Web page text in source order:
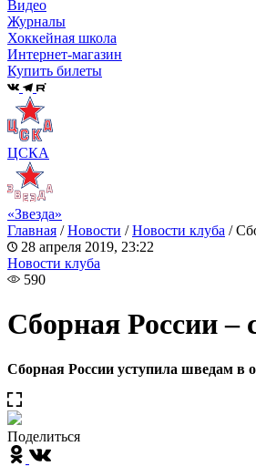
Видео
Журналы
Хоккейная школа
Интернет-магазин
Купить билеты
ЦСКА
«Звезда»
Главная /Новости /Новости клуба /
28 апреля 2019, 23:22
Новости клуба
590
Сборная России
Сборная России уступила шведам в
Поделиться